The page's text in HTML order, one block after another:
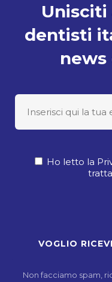
Unisciti
dentisti
Ho letto la
Non facciamo spam,